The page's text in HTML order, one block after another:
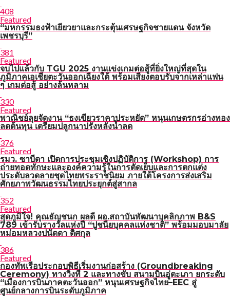
408
Featured
“มหกรรมธงฟ้าเยียวยาและกระตุ้นเศรษฐกิจชายแดน จังหวัด
เพชรบุรี”
381
Featured
จบไปแล้วกับ TGU 2025 งานแข่งเกมต่อสู้ที่ยิ่งใหญ่ที่สุดใน
ภูมิภาคเอเชียตะวันออกเฉียงใต้ พร้อมเสียงตอบรับจากเหล่าแฟน
ๆ เกมต่อสู้ อย่างล้นหลาม
330
Featured
พาณิชย์ลุยจัดงาน “ธงเขียวราคาประหยัด” หนุนเกษตรกรอ่างทอง
ลดต้นทุน เตรียมปลูกนาปรังหลังน้ำลด
376
Featured
รมว. ซาบีดา เปิดการประชุมเชิงปฏิบัติการ (Workshop) การ
ถ่ายทอดทักษะและองค์ความรู้ในการตัดเย็บและการตกแต่ง
ประดับลวดลายชุดไทยพระราชนิยม ภายใต้โครงการส่งเสริม
ศักยภาพวัฒนธรรมไทยประยุกต์สู่สากล
352
Featured
สุดภูมิใจ! คุณธัญชนก ผลดี ผอ.สถาบันพัฒนาบุคลิกภาพ B&S
789 เข้ารับรางวัลแห่งปี “ปูชนียบุคคลแห่งชาติ” พร้อมมอบมาลัย
หม่อมหลวงปนัดดา ดิศกุล
386
Featured
กองทัพเรือประกอบพิธีเริ่มงานก่อสร้าง (Groundbreaking
Ceremony) ทางวิ่งที่ 2 และทางขับ สนามบินอู่ตะเภา ยกระดับ
“เมืองการบินภาคตะวันออก” หนุนเศรษฐกิจไทย–EEC สู่
ศูนย์กลางการบินระดับภูมิภาค